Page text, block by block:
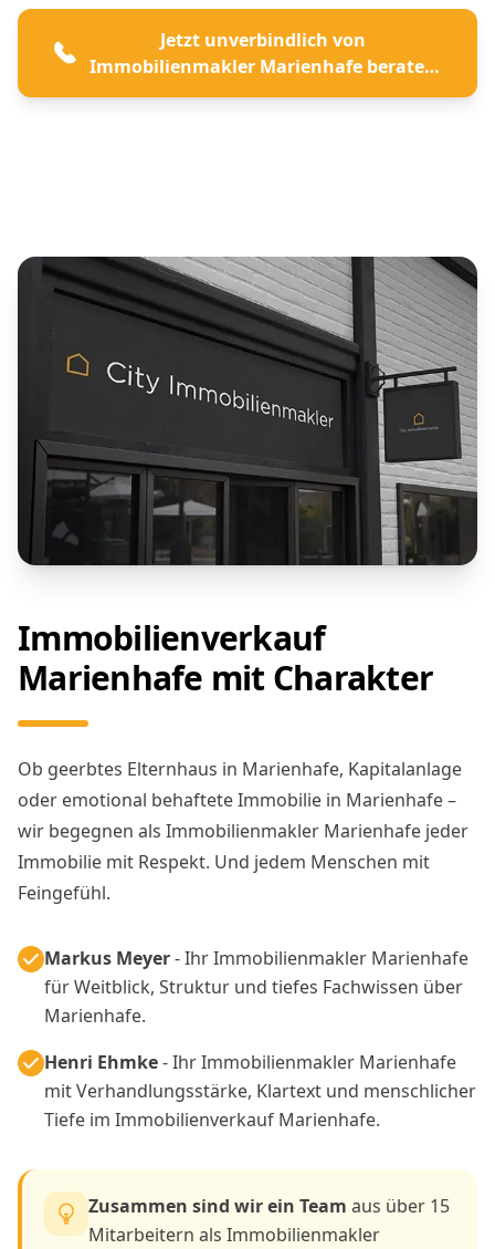
Jetzt unverbindlich von
Immobilienmakler Marienhafe beraten
lassen
Immobilienverkauf
Marienhafe mit Charakter
Ob geerbtes Elternhaus in Marienhafe, Kapitalanlage
oder emotional behaftete Immobilie in Marienhafe –
wir begegnen als Immobilienmakler Marienhafe jeder
Immobilie mit Respekt. Und jedem Menschen mit
Feingefühl.
Markus Meyer- Ihr Immobilienmakler Marienhafe
für Weitblick, Struktur und tiefes Fachwissen über
Marienhafe.
Henri Ehmke- Ihr Immobilienmakler Marienhafe
mit Verhandlungsstärke, Klartext und menschlicher
Tiefe im Immobilienverkauf Marienhafe.
Zusammen sind wir ein Team aus über 15
Mitarbeitern als Immobilienmakler